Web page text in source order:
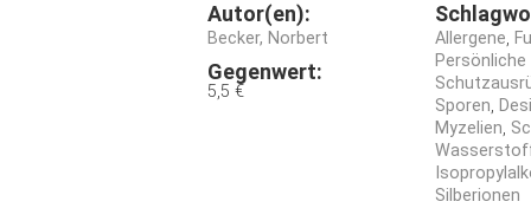
Autor(en):
Becker, Norbert
Gegenwert:
5,5 €
Allergene
Sporen
Myzelien
Silberionen